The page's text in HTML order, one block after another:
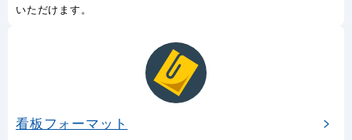
いただけます。
看板フォーマット